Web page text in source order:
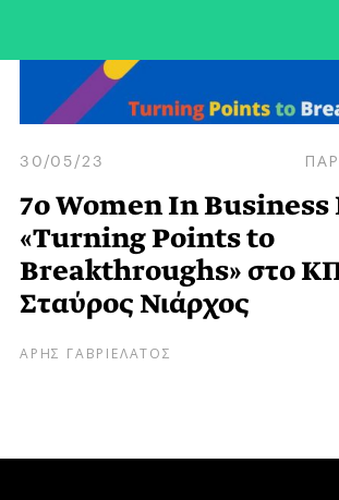
30/05/23
7ο Women In Business
«Turning Points to
Breakthroughs» στο
Σταύρος Νιάρχος
ΑΡΗΣ ΓΑΒΡΙΕΛΑΤΟΣ